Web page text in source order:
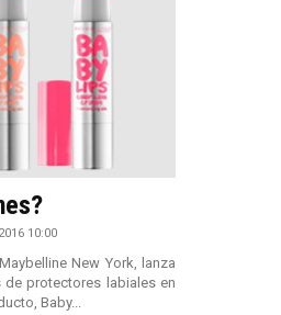
10:00
New York, lanza
protectores labiales en
Baby...